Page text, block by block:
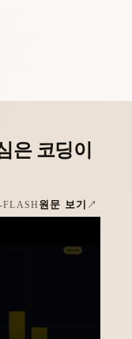
은 코딩이
원문 보기